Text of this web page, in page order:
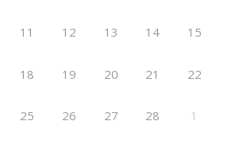
11 12 13 14 15
18 19 20 21 22
25 26 27 28 1